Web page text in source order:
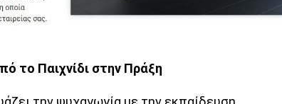
το Παιχνίδι στην Πράξη